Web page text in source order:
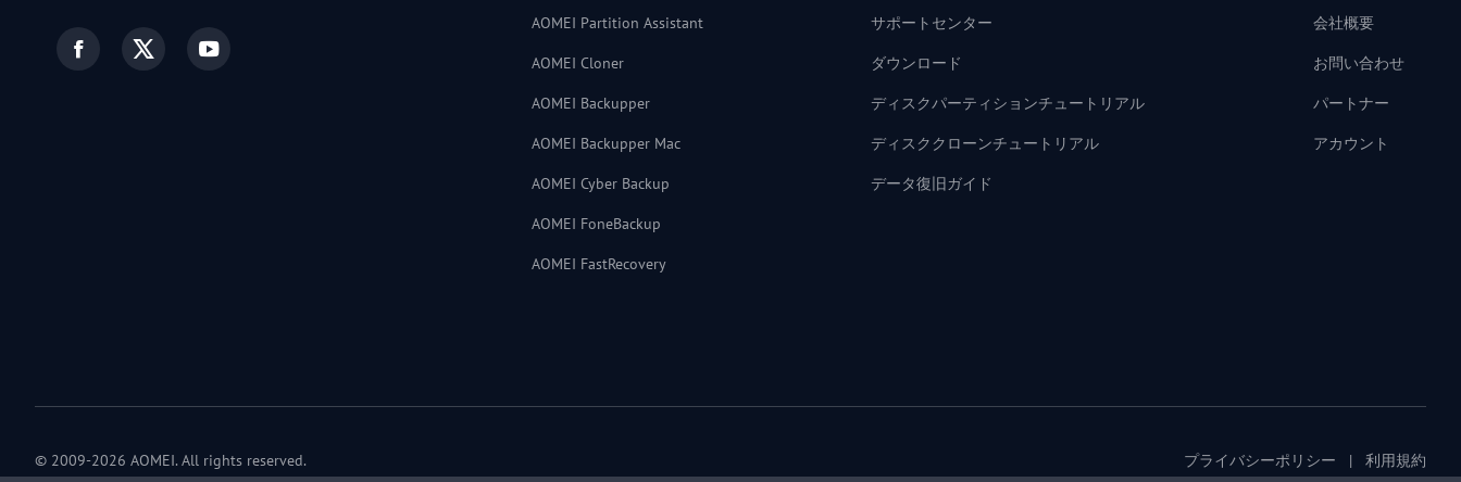
AOMEI Partition Assistant
AOMEI Cloner
AOMEI Backupper
AOMEI Backupper Mac
AOMEI Cyber Backup
AOMEI FoneBackup
AOMEI FastRecovery
サポートセンター
ダウンロード
ディスクパーティションチュートリアル
ディスククローンチュートリアル
データ復旧ガイド
会社概要
お問い合わせ
パートナー
アカウント
© 2009-2026 AOMEI. All rights reserved. プライバシーポリシー | 利用規約